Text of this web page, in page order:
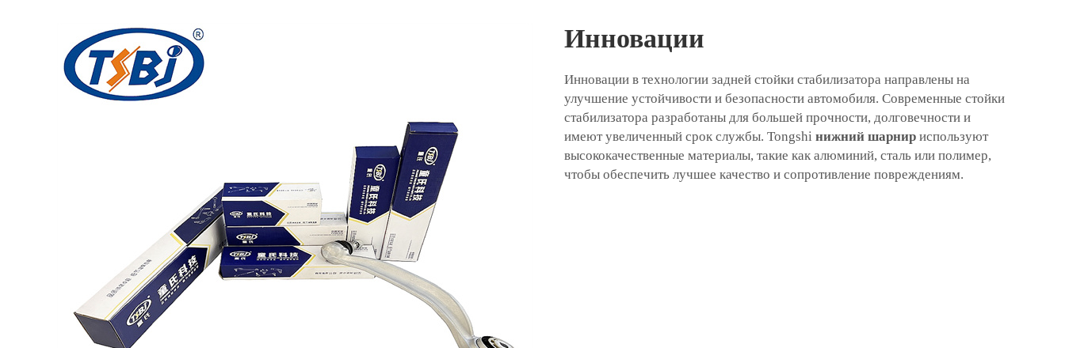
Инновации
Инновации в технологии задней стойки стабилизатора направлены на
улучшение устойчивости и безопасности автомобиля. Современные стойки
стабилизатора разработаны для большей прочности, долговечности и
имеют увеличенный срок службы. Tongshi нижний шарнир используют
высококачественные материалы, такие как алюминий, сталь или полимер,
чтобы обеспечить лучшее качество и сопротивление повреждениям.